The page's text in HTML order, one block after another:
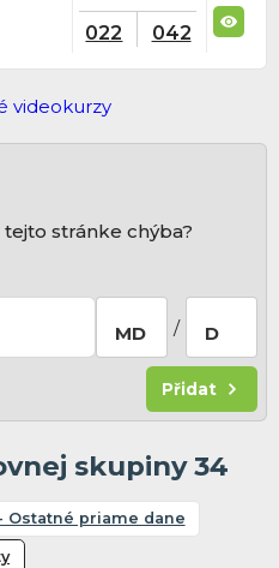
022 042
stránke chýba?
MD / D
Přidat
skupiny 34
Ostatné priame dane